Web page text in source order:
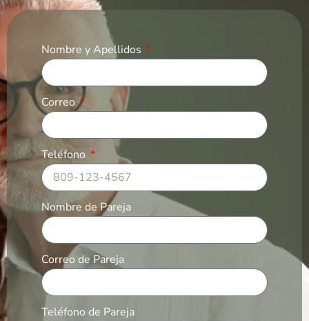
Nombre y Apellidos
Correo
Teléfono
Nombre de Pareja
Correo de Pareja
Teléfono de Pareja